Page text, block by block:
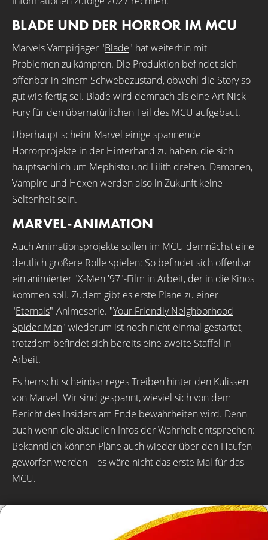
BLADE UND DER HORROR IM MCU
Marvels Vampirjäger "Blade" hat weiterhin mit
Problemen zu kämpfen. Die Produktion befindet sich
offenbar in einem Schwebezustand, obwohl die Story so
gut wie fertig sei. Blade wird demnach als eine Art Nick
Fury für den übernatürlichen Teil des MCU aufgebaut.
Überhaupt scheint Marvel einige spannende
Horrorprojekte in der Hinterhand zu haben, die sich
hauptsächlich um Mephisto und Lilith drehen. Dämonen,
Vampire und Hexen werden also in Zukunft keine
Seltenheit sein.
MARVEL-ANIMATION
Auch Animationsprojekte sollen im MCU demnächst eine
deutlich größere Rolle spielen: So befindet sich offenbar
ein animierter "X-Men '97"-Film in Arbeit, der in die Kinos
kommen soll. Zudem gibt es erste Pläne zu einer
"Eternals"-Animeserie. "Your Friendly Neighborhood
Spider-Man" wiederum ist noch nicht einmal gestartet,
trotzdem befindet sich bereits eine zweite Staffel in
Arbeit.
Es herrscht scheinbar reges Treiben hinter den Kulissen
von Marvel. Wir sind gespannt, wieviel sich von dem
Bericht des Insiders am Ende bewahrheiten wird. Denn
auch wenn die aktuellen Infos der Wahrheit entsprechen:
Bekanntlich können Pläne auch wieder über den Haufen
geworfen werden – es wäre nicht das erste Mal für das
MCU.